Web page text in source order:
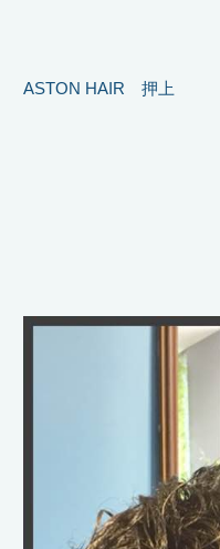
ASTON HAIR 押上